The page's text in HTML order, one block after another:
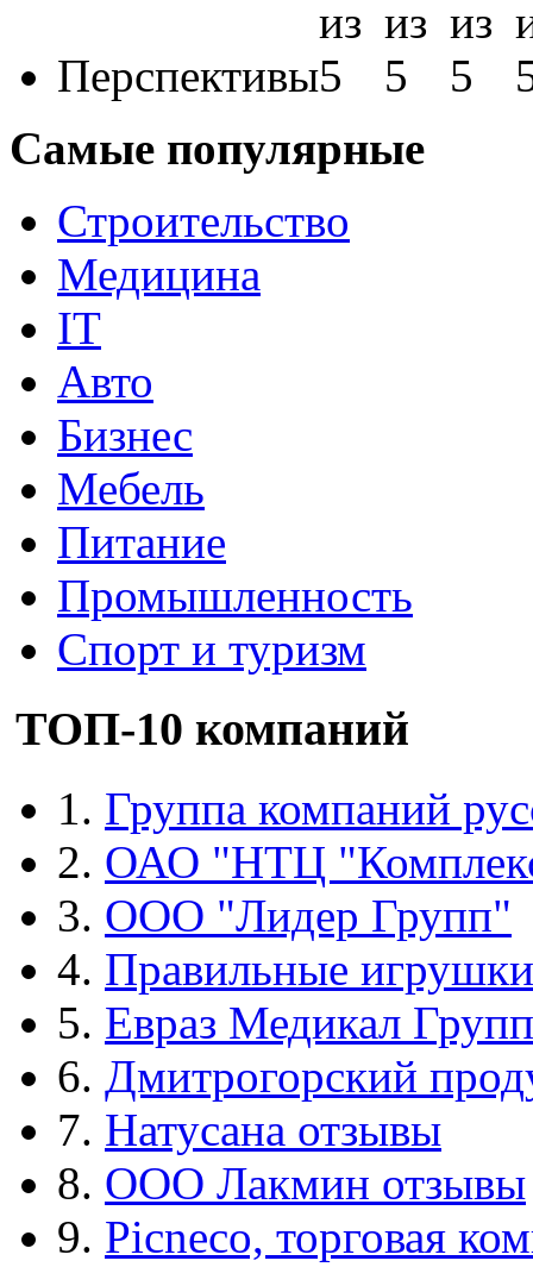
Перспективы
Самые популярные
Строительство
Медицина
IT
Авто
Бизнес
Мебель
Питание
Промышленность
Спорт и туризм
ТОП-10 компаний
1. Группа компаний
2. ОАО "НТЦ
3. ООО "Лидер Групп"
4. Правильные игрушки
5. Евраз Медикал Групп
6. Дмитрогорский
7. Натусана отзывы
8. ООО Лакмин отзывы
9. Picneco, торговая